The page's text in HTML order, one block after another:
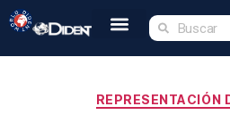
REPRESENTACIÓN